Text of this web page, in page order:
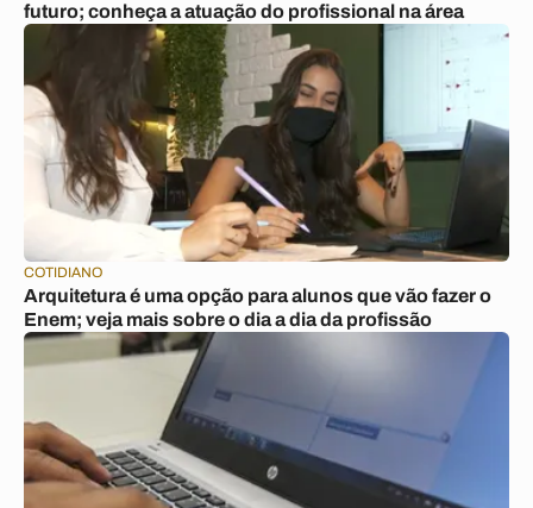
futuro; conheça a atuação do profissional na área
COTIDIANO
Arquitetura é uma opção para alunos que vão fazer o
Enem; veja mais sobre o dia a dia da profissão